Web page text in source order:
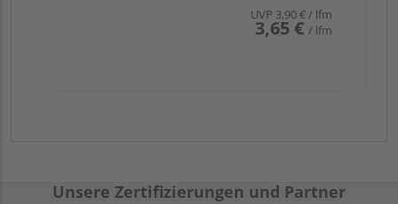
UVP 3,90 €/ lfm
3,65 € / lfm
Unsere Zertifizierungen und Partner